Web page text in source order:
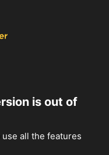
is out of
all the features